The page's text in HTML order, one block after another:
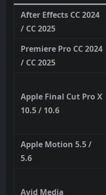
After Effects CC 2024
/ CC 2025
Premiere Pro CC 2024
/ CC 2025
Apple Final Cut Pro X
10.5 / 10.6
Apple Motion 5.5 /
5.6
Avid Media